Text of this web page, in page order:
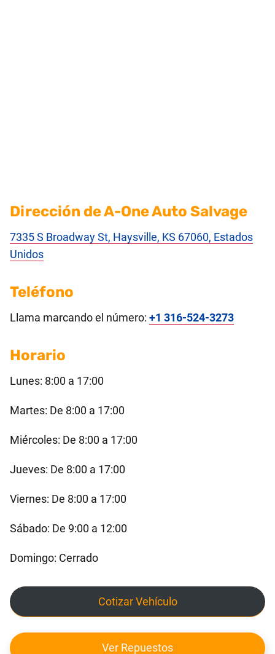
Dirección de A-One Auto Salvage
7335 S Broadway St, Haysville, KS 67060, Estados
Unidos
Teléfono
Llama marcando el número: +1 316-524-3273
Horario
Lunes: 8:00 a 17:00
Martes: De 8:00 a 17:00
Miércoles: De 8:00 a 17:00
Jueves: De 8:00 a 17:00
Viernes: De 8:00 a 17:00
Sábado: De 9:00 a 12:00
Domingo: Cerrado
Cotizar Vehículo
Ver Repuestos